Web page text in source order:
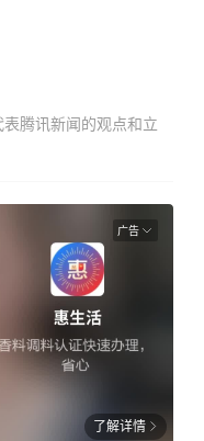
腾讯新闻的观点和立
广告
了解详情